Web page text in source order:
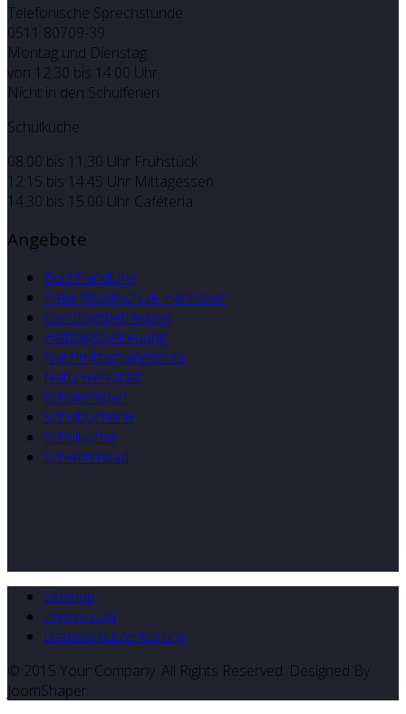
Telefonische Sprechstunde:
0511 80709-39
Montag und Dienstag
von 12:30 bis 14:00 Uhr
Nicht in den Schulferien
Schulküche
08:00 bis 11:30 Uhr Frühstück
12:15 bis 14:45 Uhr Mittagessen
14.30 bis 15.00 Uhr Caféteria
Angebote
Buchhandlung
Freie Musikschule Hannover
Ganztagsbetreuung
Halbtagsbetreuung
Nachmittagsangebote
Naturwerkstatt
Schülerladen
Schulbücherei
Schulküche
Schwimmbad
Sitemap
Impressum
Datenschutzerklärung
© 2015 Your Company. All Rights Reserved. Designed By
JoomShaper